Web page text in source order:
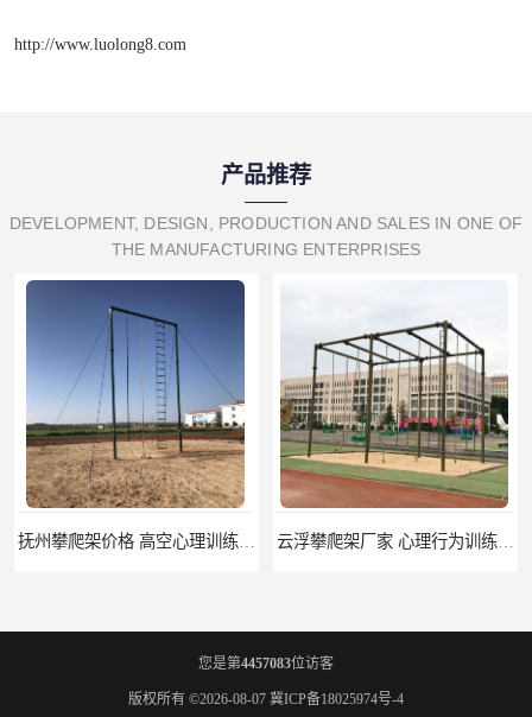
http://www.luolong8.com
产品推荐
DEVELOPMENT, DESIGN, PRODUCTION AND SALES IN ONE OF
THE MANUFACTURING ENTERPRISES
抚州攀爬架价格 高空心理训练器材 标准尺寸 云浮攀爬架厂家 心理行为训练器材 质量保证
您是第4457083位访客
版权所有 ©2026-08-07 冀ICP备18025974号-4